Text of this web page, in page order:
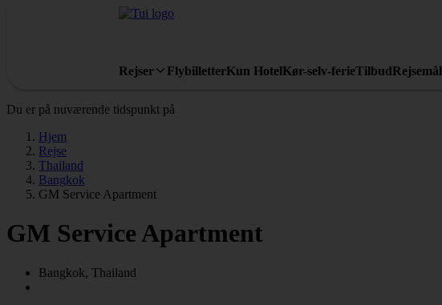
Rejser FlybilletterKun HotelKør-selv-ferieTilbudRejsemål
Du er på nuværende tidspunkt på
Hjem
Rejse
Thailand
Bangkok
GM Service Apartment
GM Service Apartment
Bangkok, Thailand